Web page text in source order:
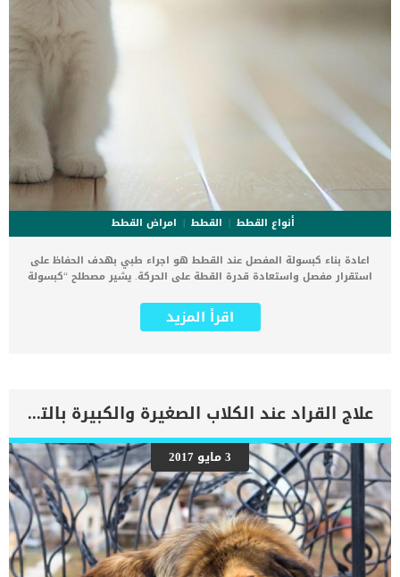
أنواع القطط القطط
امراض القطط
اعادة بناء كبسولة المفصل عند القطط هو اجراء طبي بهدف الحفاظ على
استقرار مفصل واستعادة قدرة القطة على الحركة. يشير مصطلح “كبسولة
الموجودة فى جسم الكائن الحي مثل القطط. كما ان كبسولة المفصل عند
القطط تساعد على بقاء المفصل فى مكانه بالإضافة إلى حماية المفصل
تدخلا جراحيا والذى يتطلب التخدير الكلى لقطتك. كما ان هذه العملية
معقدة للغاية حيث يمكن ان يستغرق الطبيب اكثر من ثلاثة ساعات في
إصلاح كبسولة واحدة. غالبا ما تصيب القطط نفسها بافع المغامرة
والفضول ومن كثرة القفز والجرى فهى دائما معرضة للإصابات. اجراءات
عملية إعادة بناء كبسولة المفصل عند القطط عندما يتم تشخيص حالة
قطتك باصابتها بخلل فى كبسولة المفصل فتوجه بها العيادة البيطرية,
سيقومون بعمل اللازم. فى بداية الامر سيقوم الطبيب البيطري بعمل
التحاليل والفحوصات الروتينية للتأكد من عدم وجود أى عوائق تمنع وضع
القطة تحت التخدير الكلى.عندما تظهر النتائج الإيجابية لهذه التحاليل
سيقوم الطبيب بتحديد موعد العملية.بناء على موعد العملية ستمنع قطتك
من […]
اقرأ المزيد
علاج القراد عند الكلاب الصغيرة والكبيرة بالتفصيل : علاج نهائي للقراد
3 مايو 2017